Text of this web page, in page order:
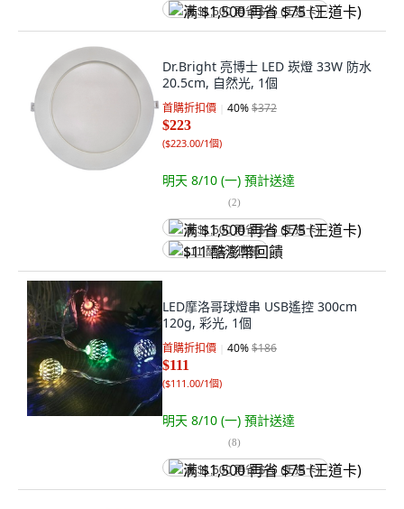
满 $1,500 再省 $75 (王道卡)
Dr.Bright 亮博士 LED 崁燈 33W 防水
20.5cm, 自然光, 1個
首購折扣價 40%$372
$223
($223.00/1個)
明天 8/10 (一) 預計送達
(2)
满 $1,500 再省 $75 (王道卡)
$11 酷澎幣回饋
LED摩洛哥球燈串 USB遙控 300cm
120g, 彩光, 1個
首購折扣價 40%$186
$111
($111.00/1個)
明天 8/10 (一) 預計送達
(8)
满 $1,500 再省 $75 (王道卡)